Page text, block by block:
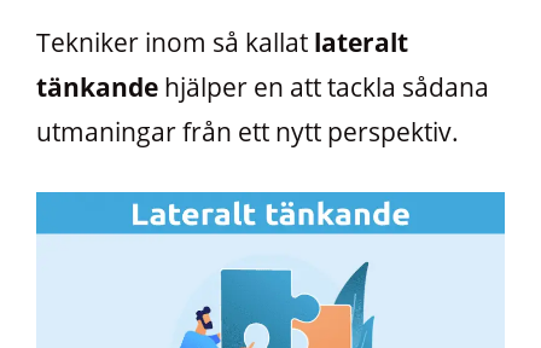
Tekniker inom så kallat lateralt
tänkande hjälper en att tackla sådana
utmaningar från ett nytt perspektiv.